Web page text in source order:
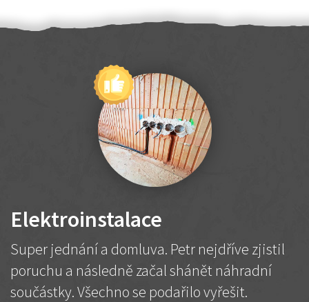
Elektroinstalace
Super jednání a domluva. Petr nejdříve zjistil
poruchu a následně začal shánět náhradní
součástky. Všechno se podařilo vyřešit.